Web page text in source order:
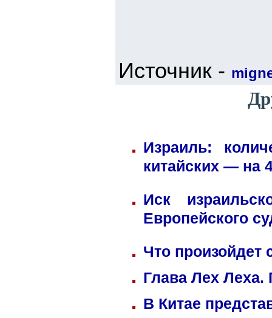
Источник -
Израиль:
китайских — на
Иск
Европейского
Что произойдет
Глава Лех
В Китае